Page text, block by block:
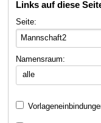
Navigation
Suche
Links auf diese
Seite:
Namensraum:
alle